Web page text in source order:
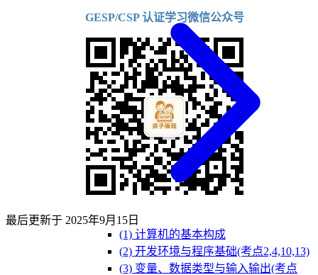
(1) 计算机的基本构成
(2) 开发环境与程序基础(考点2,4,10,13)
(3) 变量、数据类型与输入输出(考点
GESP/CSP 认证学习微信公众号
最后更新于 2025年9月15日